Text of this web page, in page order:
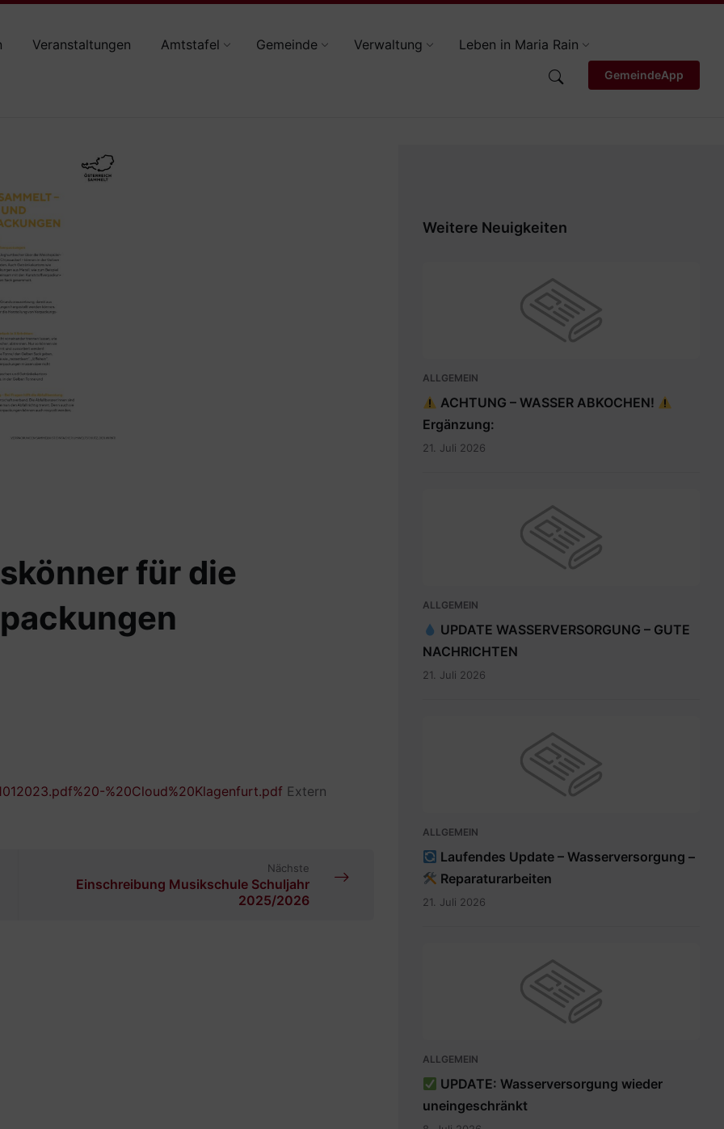
Veranstaltungen Amtstafel Gemeinde Verwaltung Leben in Maria Rain
GemeindeApp
für die
%20Cloud%20Klagenfurt.pdf Extern
Nächste
Einschreibung Musikschule Schuljahr
2025/2026
Weitere Neuigkeiten
ALLGEMEIN
ACHTUNG – WASSER ABKOCHEN!
Ergänzung:
21. Juli 2026
ALLGEMEIN
UPDATE WASSERVERSORGUNG – GUTE
NACHRICHTEN
21. Juli 2026
ALLGEMEIN
Laufendes Update – Wasserversorgung –
Reparaturarbeiten
21. Juli 2026
ALLGEMEIN
UPDATE: Wasserversorgung wieder
uneingeschränkt